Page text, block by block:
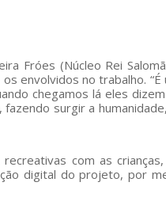
Fróes (Núcleo Rei
envolvidos no trabalho.
chegamos lá eles
surgir a
com as
digital do projeto, por